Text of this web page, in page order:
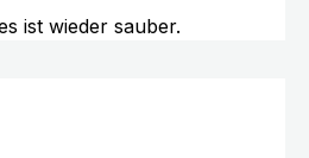
ist wieder sauber.